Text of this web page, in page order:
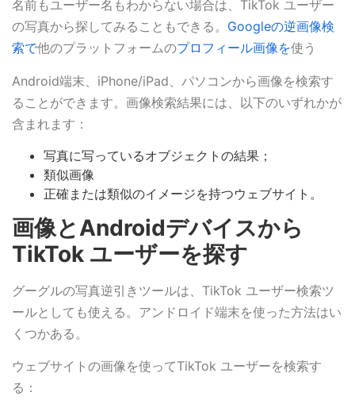
名前もユーザー名もわからない場合は、TikTok ユーザー
の写真から探してみることもできる。 Googleの逆画像検
索で他のプラットフォームのプロフィール画像を使う
Android端末、iPhone/iPad、パソコンから画像を検索す
ることができます。画像検索結果には、以下のいずれかが
含まれます：
写真に写っているオブジェクトの結果；
類似画像
正確または類似のイメージを持つウェブサイト。
画像とAndroidデバイスから
TikTok ユーザーを探す
グーグルの写真逆引きツールは、TikTok ユーザー検索ツ
ールとしても使える。アンドロイド端末を使った方法はい
くつかある。
ウェブサイトの画像を使ってTikTok ユーザーを検索す
る：